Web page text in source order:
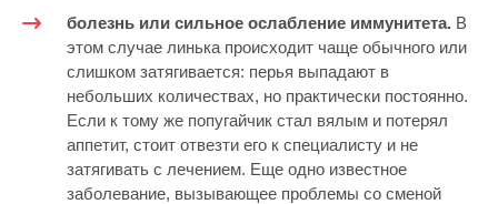
болезнь или сильное ослабление иммунитета. В
этом случае линька происходит чаще обычного или
слишком затягивается: перья выпадают в
небольших количествах, но практически постоянно.
Если к тому же попугайчик стал вялым и потерял
аппетит, стоит отвезти его к специалисту и не
затягивать с лечением. Еще одно известное
заболевание, вызывающее проблемы со сменой